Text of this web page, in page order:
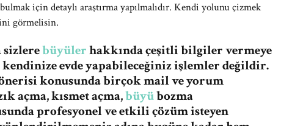
için detaylı araştırma yapılmalıdır. Kendi yolunu çizmek
görmelisin.
sizlerebüyülerhakkında çeşitli bilgiler vermeye
evde yapabileceğiniz işlemler değildir.
konusunda birçok mail ve yorum
açma, kısmet açma,büyübozma
profesyonel ve etkili çözüm isteyen